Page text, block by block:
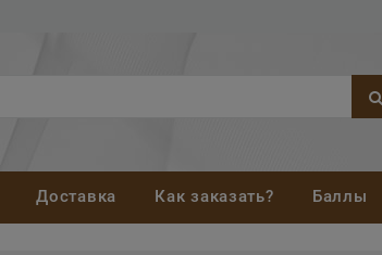
Доставка Как заказать? Баллы